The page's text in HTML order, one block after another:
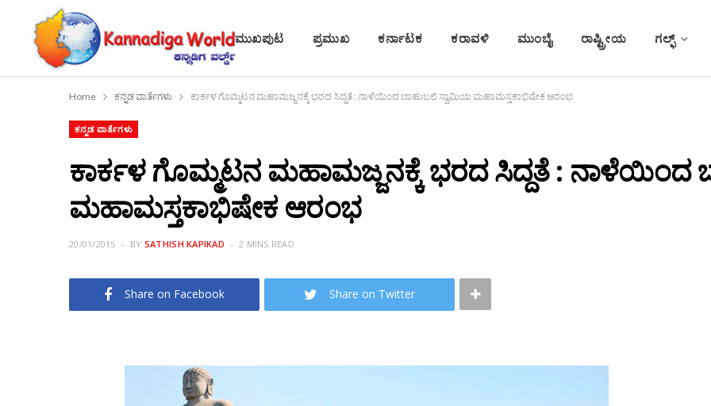
ಮುಖಪುಟ ಪ್ರಮುಖ ಕರ್ನಾಟಕ ಕರಾವಳಿ ಮುಂಬೈ ರಾಷ್ಟ್ರೀಯ ಗಲ್ಫ್
Home ಕನ್ನಡ ವಾರ್ತೆಗಳು ಕಾರ್ಕಳ ಗೊಮ್ಮಟನ ಮಹಾಮಜ್ಜನಕ್ಕೆ ಭರದ ಸಿದ್ದತೆ : ನಾಳೆಯಿಂದ ಬಾಹುಬಲಿ ಸ್ವಾಮಿಯ ಮಹಾಮಸ್ತಕಾಭಿಷೇಕ ಆರಂಭ
ಕನ್ನಡ ವಾರ್ತೆಗಳು
ಕಾರ್ಕಳ ಗೊಮ್ಮಟನ ಮಹಾಮಜ್ಜನಕ್ಕೆ ಭರದ ಸಿದ್ದತೆ :
ಮಹಾಮಸ್ತಕಾಭಿಷೇಕ ಆರಂಭ
20/01/2015 BY SATHISH KAPIKAD 2 MINS READ
Share on Facebook Share on Twitter